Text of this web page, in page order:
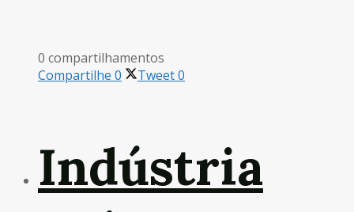
0 compartilhamentos
Compartilhe 0 Tweet0
Indústria